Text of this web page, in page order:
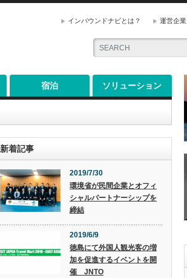
インバウンドナビとは？ 運営企業
宿泊 ソリューション
新着記事
2019/7/30
環境省が民間企業とオフィ
シャルパートナーシップを
締結
2019/6/9
徳島にて外国人観光客の増
加を促進するイベントを開
催 JNTO